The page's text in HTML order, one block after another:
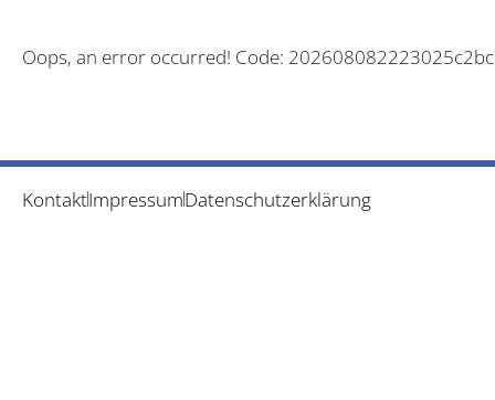
Oops, an error occurred! Code:
KontaktImpressumDatenschutzerklärung